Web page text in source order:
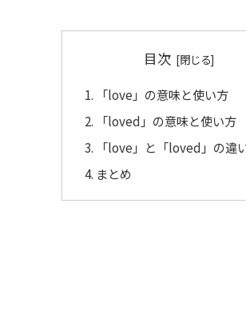
目次
「love」の意味と使い方
「loved」の意味と使い方
「love」と「loved」の違
まとめ